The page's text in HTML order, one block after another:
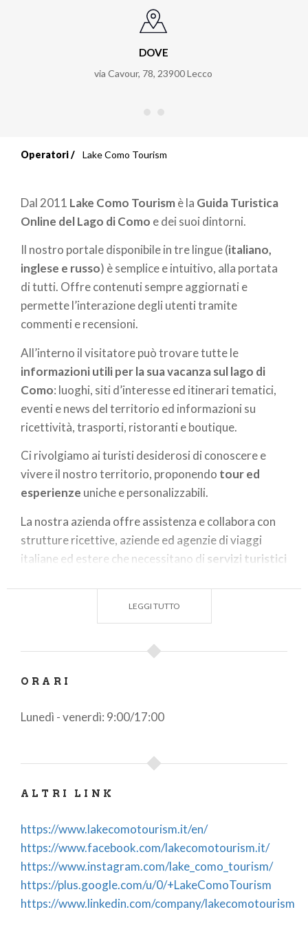
DOVE
via Cavour, 78, 23900Lecco
Briciole
di
pane
Operatori Lake Como Tourism
Dal 2011 Lake Como Tourismè la Guida Turistica
Online del Lago di Como e dei suoi dintorni.
Il nostro portale disponibile in tre lingue (italiano,
inglese e russo) è semplice e intuitivo, alla portata
di tutti. Offre contenuti sempre aggiornati e
permette l’interazione degli utenti tramite
commenti e recensioni.
All’interno il visitatore può trovare tutte le
informazioni utili per la sua vacanza sul lago di
Como: luoghi, siti d’interesse ed itinerari tematici,
eventi e news del territorio ed informazioni su
ricettività, trasporti, ristoranti e boutique.
Ci rivolgiamo ai turisti desiderosi di conoscere e
vivere il nostro territorio, proponendo tour ed
esperienze uniche e personalizzabili.
La nostra azienda offre assistenza e collabora con
strutture ricettive, aziende ed agenzie di viaggi
italiane ed estere che necessitano di servizi turistici
meeting aziendali.
valorizzazione del nostro
, attraverso l’informazione e lo sviluppo di
iniziative che possano contribuire alla
rispetto dei valori di questo luogo, delle persone e
LEGGI TUTTO
ORARI
Lunedì - venerdì: 9:00/17:00
ALTRI LINK
https://www.lakecomotourism.it/en/
https://www.facebook.com/lakecomotourism.it/
https://www.instagram.com/lake_como_tourism/
https://plus.google.com/u/0/+LakeComoTourism
https://www.linkedin.com/company/lakecomotourism